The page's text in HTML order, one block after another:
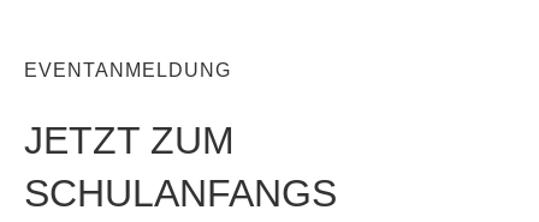
EVENTANMELDUNG
JETZT ZUM
SCHULANFANGS